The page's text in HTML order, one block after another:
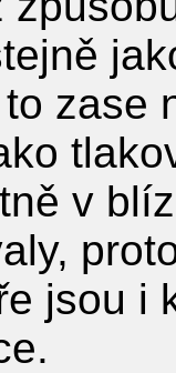
zase
v
jsou i